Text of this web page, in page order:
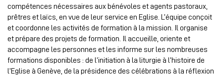
compétences nécessaires aux bénévoles et agents pastoraux,
prêtres et laïcs, en vue de leur service en Eglise. L’équipe conçoit
et coordonne les activités de formation à la mission. Il organise
et prépare des projets de formation. Il accueille, oriente et
accompagne les personnes et les informe sur les nombreuses
formations disponibles : de l’initiation à la liturgie à l’histoire de
l’Eglise à Genève, de la présidence des célébrations à la réflexion